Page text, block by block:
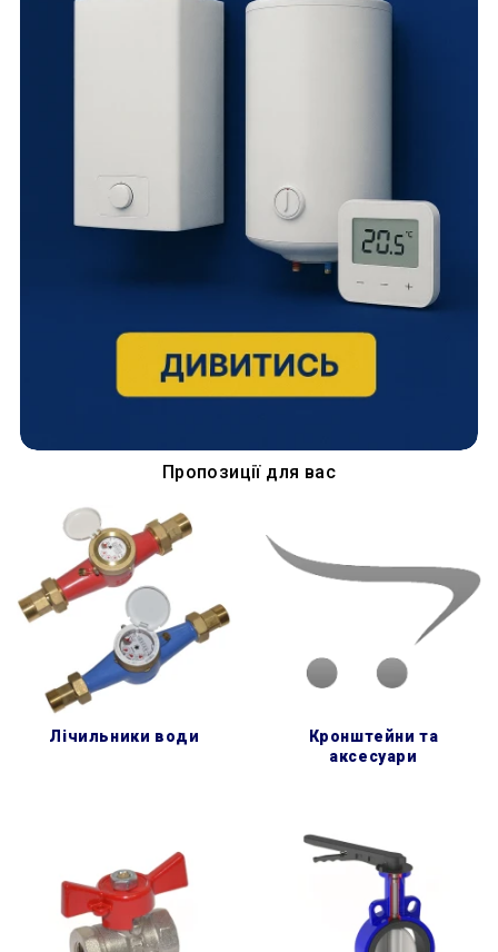
Пропозиції для вас
лічильники води
кронштейни та
аксесуари